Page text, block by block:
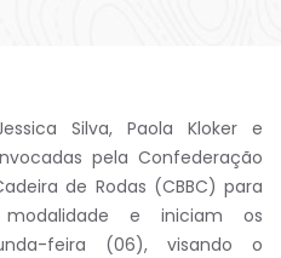
Silva, Paola Kloker e
pela Confederação
de Rodas (CBBC) para
e iniciam os
feira (06), visando o